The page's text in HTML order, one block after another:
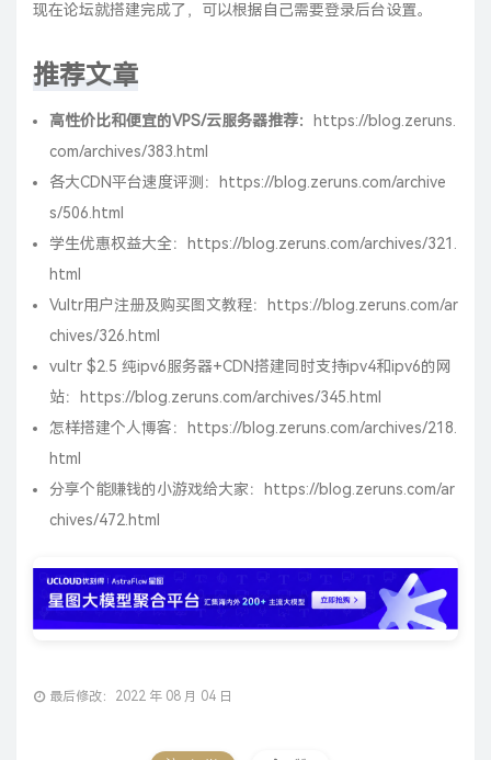
现在论坛就搭建完成了，可以根据自己需要登录后台设置。
推荐文章
高性价比和便宜的VPS/云服务器推荐：
https://blog.zeruns.
com/archives/383.html
各大CDN平台速度评测：
https://blog.zeruns.com/archive
s/506.html
学生优惠权益大全：
https://blog.zeruns.com/archives/321.
html
Vultr用户注册及购买图文教程：
https://blog.zeruns.com/ar
chives/326.html
vultr $2.5 纯ipv6服务器+CDN搭建同时支持ipv4和ipv6的网
站：
https://blog.zeruns.com/archives/345.html
怎样搭建个人博客：
https://blog.zeruns.com/archives/218.
html
分享个能赚钱的小游戏给大家：
https://blog.zeruns.com/ar
chives/472.html
最后修改：2022 年 08 月 04 日